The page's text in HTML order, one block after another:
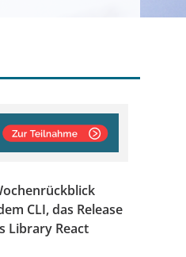
CLI, das Release
Library React